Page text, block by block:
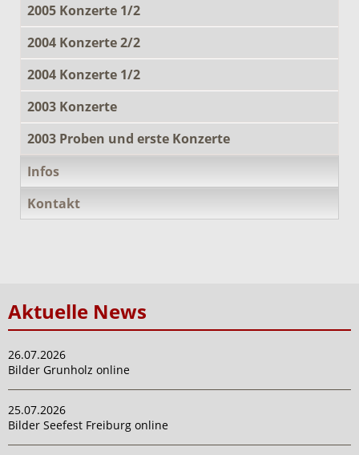
2005 Konzerte 1/2
2004 Konzerte 2/2
2004 Konzerte 1/2
2003 Konzerte
2003 Proben und erste Konzerte
Infos
Kontakt
Aktuelle News
26.07.2026
Bilder Grunholz online
25.07.2026
Bilder Seefest Freiburg online